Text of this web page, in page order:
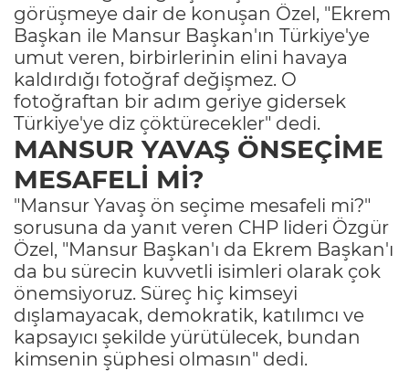
görüşmeye dair de konuşan Özel, "Ekrem
Başkan ile Mansur Başkan'ın Türkiye'ye
umut veren, birbirlerinin elini havaya
kaldırdığı fotoğraf değişmez. O
fotoğraftan bir adım geriye gidersek
Türkiye'ye diz çöktürecekler" dedi.
MANSUR YAVAŞ ÖNSEÇİME
MESAFELİ Mİ?
"Mansur Yavaş ön seçime mesafeli mi?"
sorusuna da yanıt veren CHP lideri Özgür
Özel, "Mansur Başkan'ı da Ekrem Başkan'ı
da bu sürecin kuvvetli isimleri olarak çok
önemsiyoruz. Süreç hiç kimseyi
dışlamayacak, demokratik, katılımcı ve
kapsayıcı şekilde yürütülecek, bundan
kimsenin şüphesi olmasın" dedi.